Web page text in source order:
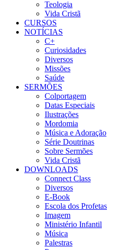
Teologia
Vida Cristã
CURSOS
NOTÍCIAS
C+
Curiosidades
Diversos
Missões
Saúde
SERMÕES
Colportagem
Datas Especiais
Ilustrações
Mordomia
Música e Adoração
Série Doutrinas
Sobre Sermões
Vida Cristã
DOWNLOADS
Connect Class
Diversos
E-Book
Escola dos Profetas
Imagem
Ministério Infantil
Música
Palestras